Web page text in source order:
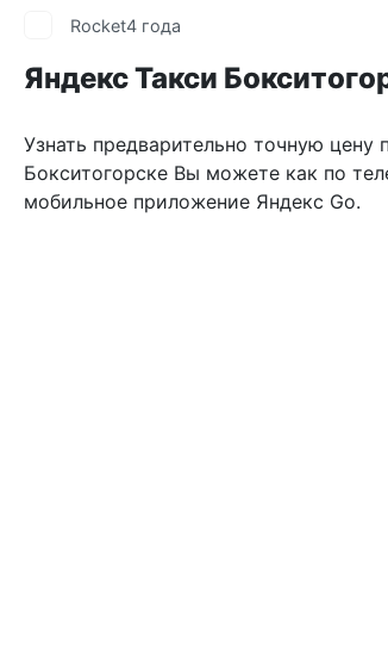
Rocket4 года
Яндекс Такси
Узнать предварительно точную цену
Бокситогорске Вы можете как по
мобильное приложение Яндекс Go.